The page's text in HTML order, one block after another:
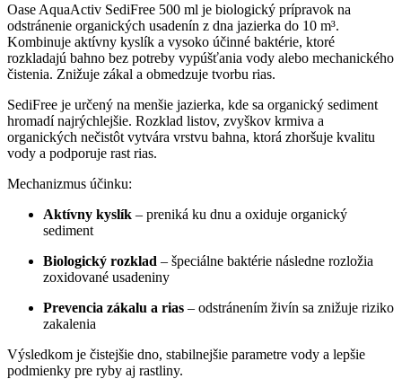
Oase AquaActiv SediFree 500 ml je biologický prípravok na
odstránenie organických usadenín z dna jazierka do 10 m³.
Kombinuje aktívny kyslík a vysoko účinné baktérie, ktoré
rozkladajú bahno bez potreby vypúšťania vody alebo mechanického
čistenia. Znižuje zákal a obmedzuje tvorbu rias.
SediFree je určený na menšie jazierka, kde sa organický sediment
hromadí najrýchlejšie. Rozklad listov, zvyškov krmiva a
organických nečistôt vytvára vrstvu bahna, ktorá zhoršuje kvalitu
vody a podporuje rast rias.
Mechanizmus účinku:
Aktívny kyslík – preniká ku dnu a oxiduje organický
sediment
Biologický rozklad – špeciálne baktérie následne rozložia
zoxidované usadeniny
Prevencia zákalu a rias – odstránením živín sa znižuje riziko
zakalenia
Výsledkom je čistejšie dno, stabilnejšie parametre vody a lepšie
podmienky pre ryby aj rastliny.